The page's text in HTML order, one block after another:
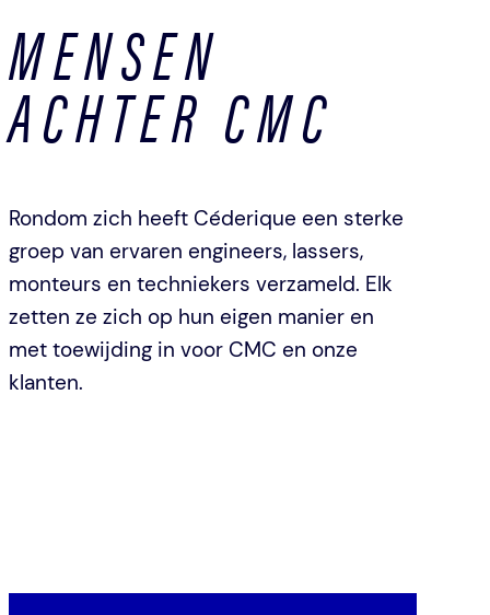
MENSEN
ACHTER CMC
Rondom zich heeft Céderique een sterke
groep van ervaren engineers, lassers,
monteurs en techniekers verzameld. Elk
zetten ze zich op hun eigen manier en
met toewijding in voor CMC en onze
klanten.